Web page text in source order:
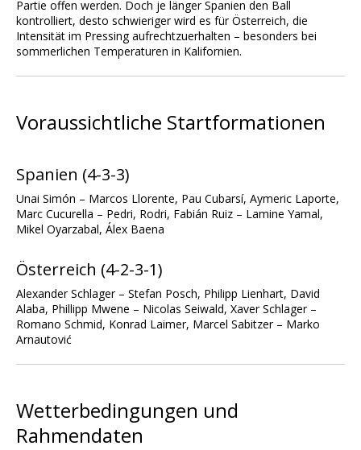
Partie offen werden. Doch je länger Spanien den Ball
kontrolliert, desto schwieriger wird es für Österreich, die
Intensität im Pressing aufrechtzuerhalten – besonders bei
sommerlichen Temperaturen in Kalifornien.
Voraussichtliche Startformationen
Spanien (4-3-3)
Unai Simón – Marcos Llorente, Pau Cubarsí, Aymeric Laporte,
Marc Cucurella – Pedri, Rodri, Fabián Ruiz – Lamine Yamal,
Mikel Oyarzabal, Álex Baena
Österreich (4-2-3-1)
Alexander Schlager – Stefan Posch, Philipp Lienhart, David
Alaba, Phillipp Mwene – Nicolas Seiwald, Xaver Schlager –
Romano Schmid, Konrad Laimer, Marcel Sabitzer – Marko
Arnautović
Wetterbedingungen und
Rahmendaten